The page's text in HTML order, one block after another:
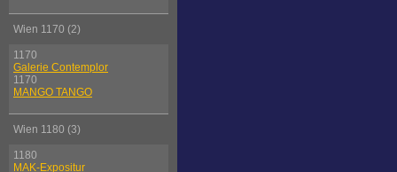
Wien 1170 (2)
1170
Galerie Contemplor
1170
MANGO TANGO
Wien 1180 (3)
1180
MAK-Expositur